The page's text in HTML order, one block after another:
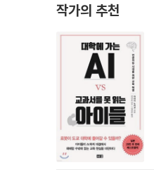
작가의 추천